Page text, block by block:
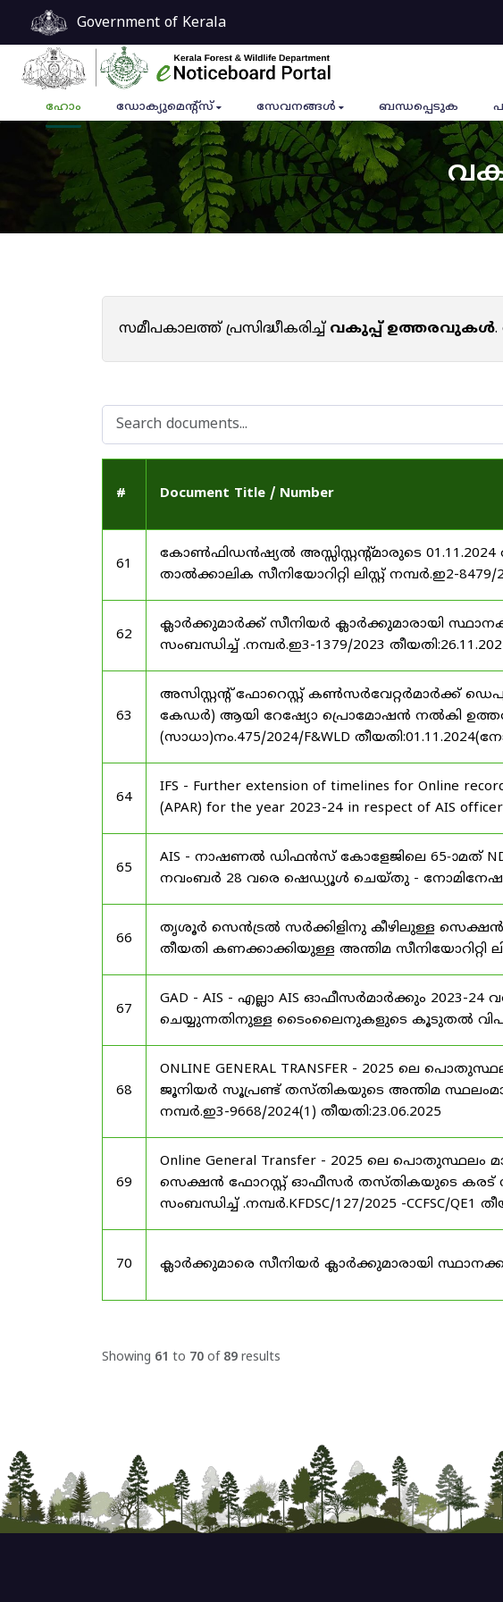
Government of Kerala
ഹോം ഡോക്യുമെൻ്റ്സ് സേവനങ്ങൾ ബന്ധപ്പെടുക
സമീപകാലത്ത് പ്രസിദ്ധീകരിച്ച്വകുപ്പ് ഉത്തരവുകൾ.
# Document Title / Number
61
കോൺഫിഡൻഷ്യൽ അസ്സിസ്റ്റന്റ്മാരുടെ
താൽക്കാലിക സീനിയോറിറ്റി ലിസ്റ്റ് നമ്പർ.ഇ2-8479/
62
ക്ലാർക്കുമാർക്ക് സീനിയർ ക്ലാർക്കുമാരായി
സംബന്ധിച്ച് .നമ്പർ.ഇ3-1379/2023
63
അസിസ്റ്റന്റ് ഫോറെസ്റ്റ് കൺസർവേറ്റർമാർക്ക്
കേഡർ) ആയി റേഷ്യോ പ്രൊമോഷൻ നൽകി
(സാധാ)നം.475/2024/F&WLD
64
IFS - Further extension of timelines for Online
(APAR) for the year 2023-24 in respect of AIS
65
AIS - നാഷണൽ ഡിഫൻസ് കോളേജിലെ 65-ാമത്
നവംബർ 28 വരെ ഷെഡ്യൂൾ ചെയ്‌തു -
66
തൃശൂർ സെൻട്രൽ സർക്കിളിനു കീഴിലുള്ള സെക്ഷൻ
തീയതി കണക്കാക്കിയുള്ള അന്തിമ സീനിയോറിറ്റി
67
GAD - AIS - എല്ലാ AIS ഓഫീസർമാർക്കും 2023-
ചെയ്യുന്നതിനുള്ള ടൈംലൈനുകളുടെ കൂടുതൽ
68
ONLINE GENERAL TRANSFER - 2025 ലെ
ജൂനിയർ സൂപ്രണ്ട് തസ്തികയുടെ അന്തിമ
നമ്പർ.ഇ3-9668/2024(1) തീയതി:23.06.2025
69
Online General Transfer - 2025 ലെ
സെക്ഷൻ ഫോറസ്റ്റ് ഓഫീസർ തസ്തികയുടെ കരട്
സംബന്ധിച്ച് .നമ്പർ.KFDSC/127/2025 -CCFSC/QE1
70 ക്ലാർക്കുമാരെ സീനിയർ ക്ലാർക്കുമാരായി
Showing 61 to 70 of 89 results